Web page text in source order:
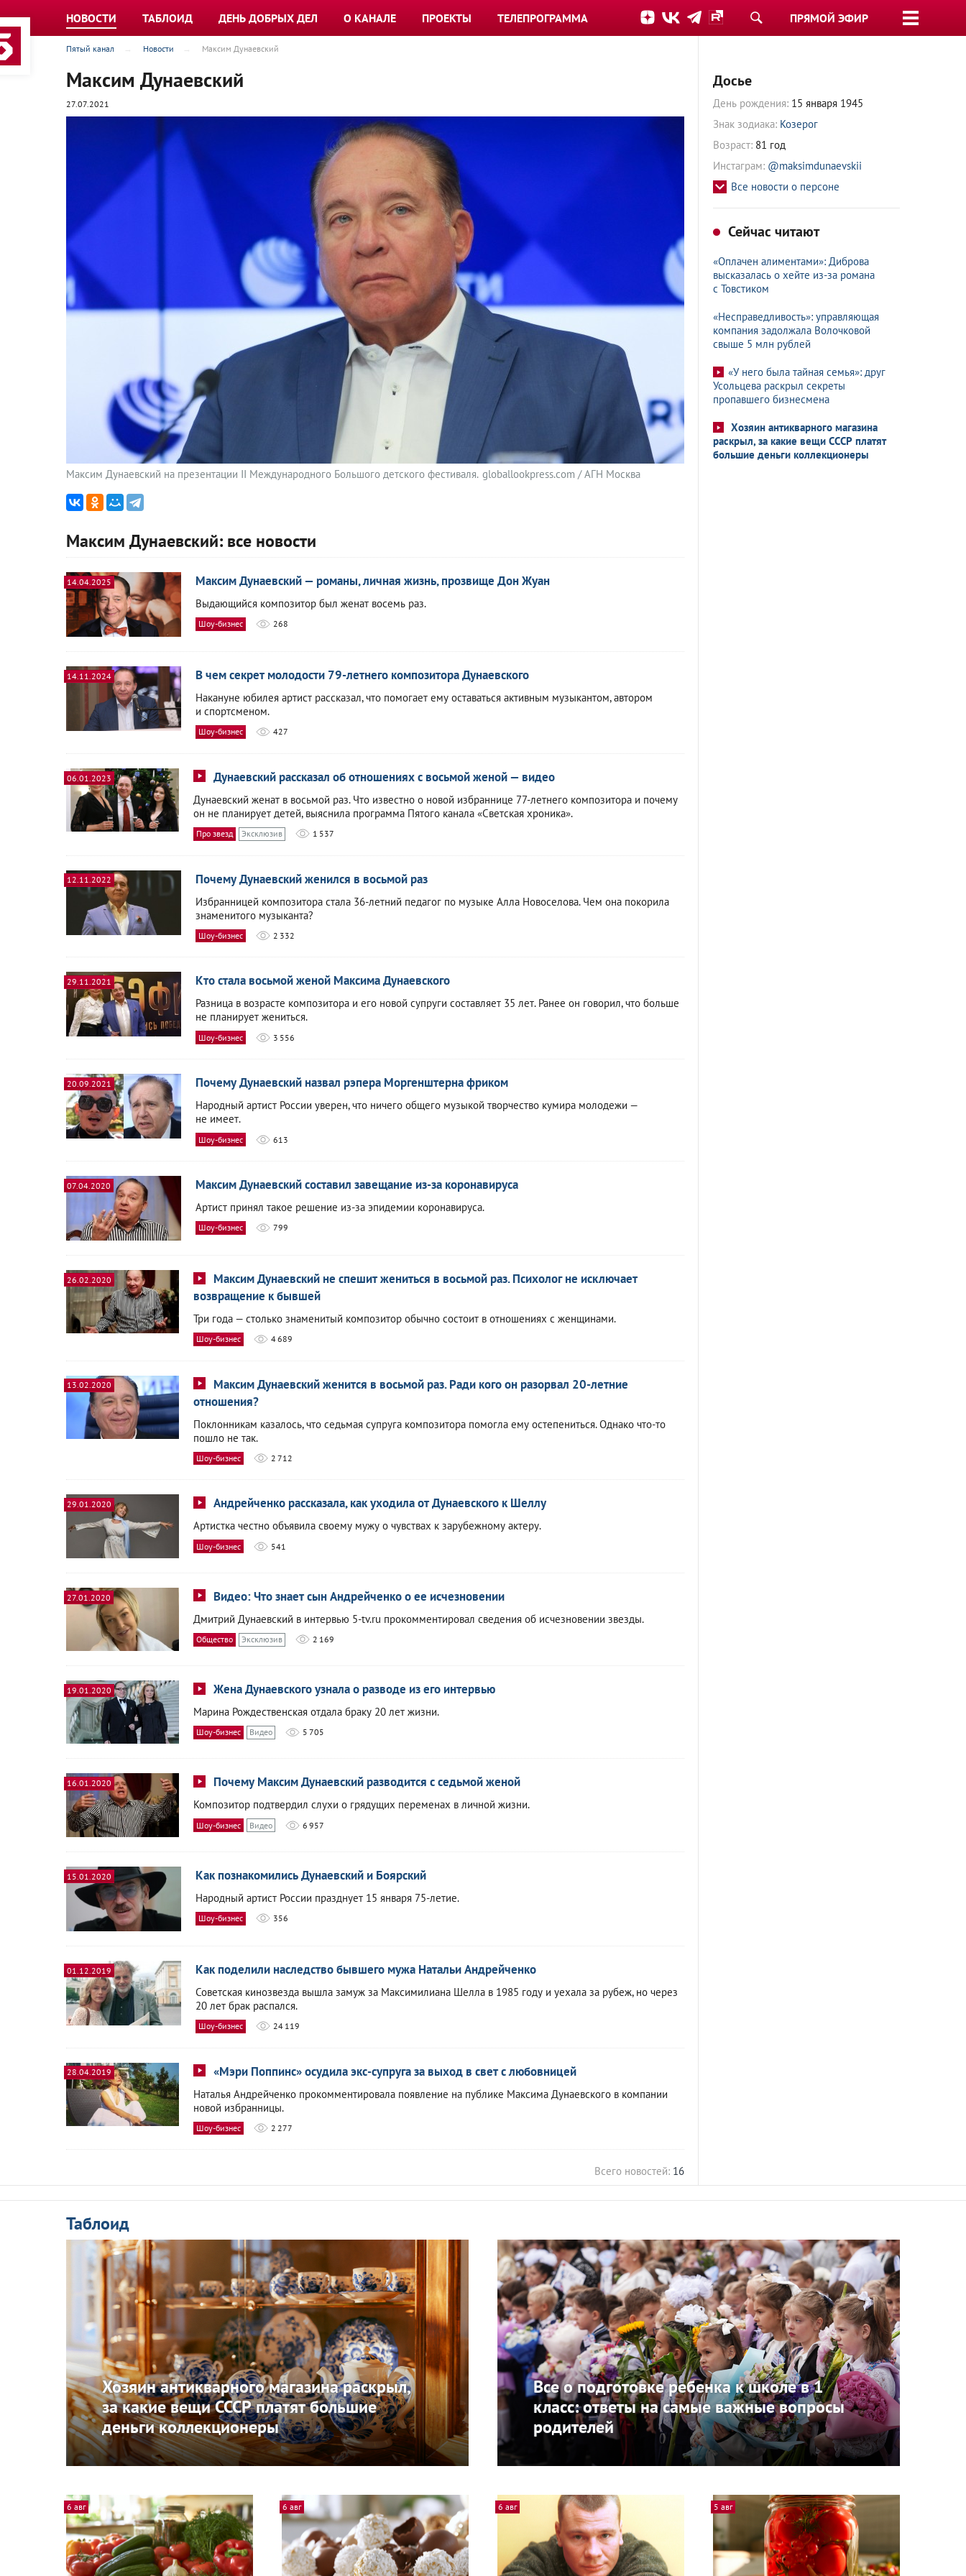
ПРЯМОЙ ЭФИР
НОВОСТИ ТАБЛОИД ДЕНЬ ДОБРЫХ ДЕЛ О КАНАЛЕ ПРОЕКТЫ ТЕЛЕПРОГРАММА
Пятый канал Новости Максим Дунаевский
Максим Дунаевский
27.07.2021
Максим Дунаевский на презентации II Международного Большого детского фестиваля. globallookpress.com / АГН Москва
Максим Дунаевский: все новости
14.04.2025 Максим Дунаевский — романы, личная жизнь, прозвище Дон Жуан
Выдающийся композитор был женат восемь раз.
Шоу-бизнес 268
14.11.2024 В чем секрет молодости 79-летнего композитора Дунаевского
Накануне юбилея артист рассказал, что помогает ему оставаться активным музыкантом, автором
и спортсменом.
Шоу-бизнес 427
06.01.2023 Дунаевский рассказал об отношениях с восьмой женой — видео
Дунаевский женат в восьмой раз. Что известно о новой избраннице 77-летнего композитора и почему
он не планирует детей, выяснила программа Пятого канала «Светская хроника».
Про звезд Эксклюзив 1 537
12.11.2022 Почему Дунаевский женился в восьмой раз
Избранницей композитора стала 36-летний педагог по музыке Алла Новоселова. Чем она покорила
знаменитого музыканта?
Шоу-бизнес 2 332
29.11.2021 Кто стала восьмой женой Максима Дунаевского
Разница в возрасте композитора и его новой супруги составляет 35 лет. Ранее он говорил, что больше
не планирует жениться.
Шоу-бизнес 3 556
20.09.2021 Почему Дунаевский назвал рэпера Моргенштерна фриком
Народный артист России уверен, что ничего общего музыкой творчество кумира молодежи —
не имеет.
Шоу-бизнес 613
07.04.2020 Максим Дунаевский составил завещание из-за коронавируса
Артист принял такое решение из-за эпидемии коронавируса.
Шоу-бизнес 799
26.02.2020
Максим Дунаевский не спешит жениться в восьмой раз. Психолог не исключает
возвращение к бывшей
Три года — столько знаменитый композитор обычно состоит в отношениях с женщинами.
Шоу-бизнес 4 689
13.02.2020
Максим Дунаевский женится в восьмой раз. Ради кого он разорвал 20-летние
отношения?
Поклонникам казалось, что седьмая супруга композитора помогла ему остепениться. Однако что-то
пошло не так.
Шоу-бизнес 2 712
29.01.2020 Андрейченко рассказала, как уходила от Дунаевского к Шеллу
Артистка честно объявила своему мужу о чувствах к зарубежному актеру.
Шоу-бизнес 541
27.01.2020 Видео: Что знает сын Андрейченко о ее исчезновении
Дмитрий Дунаевский в интервью 5-tv.ru прокомментировал сведения об исчезновении звезды.
Общество Эксклюзив 2 169
19.01.2020 Жена Дунаевского узнала о разводе из его интервью
Марина Рождественская отдала браку 20 лет жизни.
Шоу-бизнес Видео 5 705
16.01.2020 Почему Максим Дунаевский разводится с седьмой женой
Композитор подтвердил слухи о грядущих переменах в личной жизни.
Шоу-бизнес Видео 6 957
15.01.2020 Как познакомились Дунаевский и Боярский
Народный артист России празднует 15 января 75-летие.
Шоу-бизнес 356
01.12.2019 Как поделили наследство бывшего мужа Натальи Андрейченко
Советская кинозвезда вышла замуж за Максимилиана Шелла в 1985 году и уехала за рубеж, но через
20 лет брак распался.
Шоу-бизнес 24 119
28.04.2019 «Мэри Поппинс» осудила экс-супруга за выход в свет с любовницей
Наталья Андрейченко прокомментировала появление на публике Максима Дунаевского в компании
новой избранницы.
Шоу-бизнес 2 277
Всего новостей: 16
Досье
День рождения: 15 января 1945
Знак зодиака: Козерог
Возраст: 81 год
Инстаграм: @maksimdunaevskii
Все новости о персоне
Сейчас читают
«Оплачен алиментами»: Диброва
высказалась о хейте из-за романа
с Товстиком
«Несправедливость»: управляющая
компания задолжала Волочковой
свыше 5 млн рублей
«У него была тайная семья»: друг
Усольцева раскрыл секреты
пропавшего бизнесмена
Хозяин антикварного магазина
раскрыл, за какие вещи СССР платят
большие деньги коллекционеры
Таблоид
Хозяин антикварного магазина раскрыл,
за какие вещи СССР платят большие
деньги коллекционеры
Все о подготовке ребенка к школе в 1
класс: ответы на самые важные вопросы
родителей
6 авг 6 авг 6 авг 5 авг